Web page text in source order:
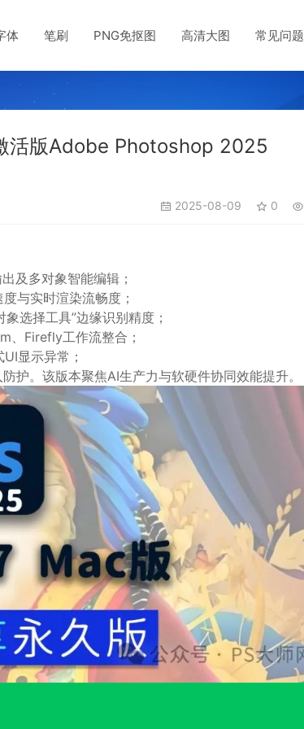
体 笔刷 PNG免抠图 高清大图 常见问题
活版Adobe Photoshop 2025
2025-08-09 0
及多对象智能编辑；
与实时渲染流畅度；
选择工具”边缘识别精度；
、Firefly工作流整合；
显示异常；
护。该版本聚焦AI生产力与软硬件协同效能提升。